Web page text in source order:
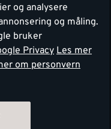
og analysere
og måling.
bruker
Privacy Les mer
om personvern